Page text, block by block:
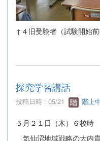
↑４旧受験者（試験開始前
探究学習講話
投稿日時 : 05/21 階上
５月２１日（木）６校時
気仙沼地域戦略の大内